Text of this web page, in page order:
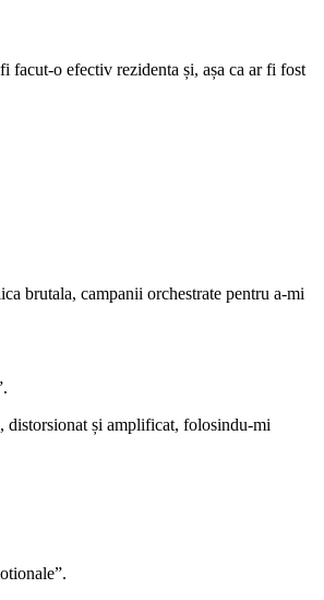
facut-o efectiv rezidenta și, așa ca ar fi fost
brutala, campanii orchestrate pentru a-mi
distorsionat și amplificat, folosindu-mi